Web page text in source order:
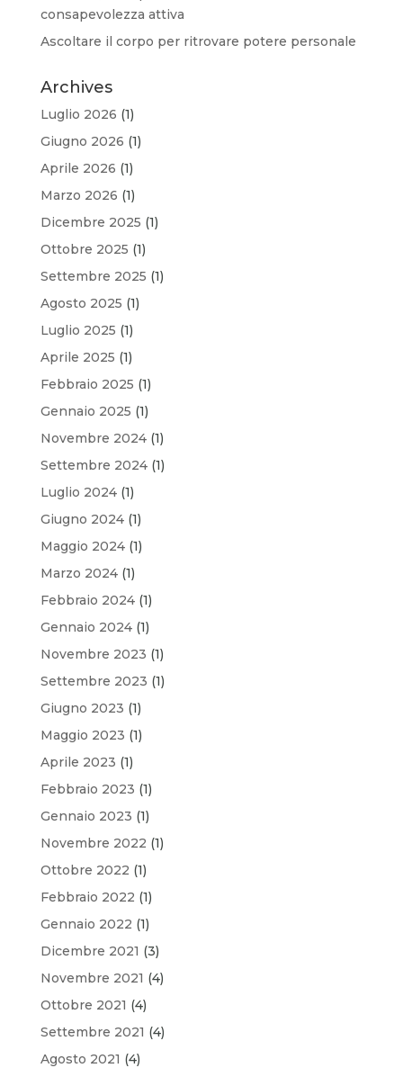
consapevolezza attiva
Ascoltare il corpo per ritrovare potere personale
Archives
Luglio 2026 (1)
Giugno 2026 (1)
Aprile 2026 (1)
Marzo 2026 (1)
Dicembre 2025 (1)
Ottobre 2025 (1)
Settembre 2025 (1)
Agosto 2025 (1)
Luglio 2025 (1)
Aprile 2025 (1)
Febbraio 2025 (1)
Gennaio 2025 (1)
Novembre 2024(1)
Settembre 2024(1)
Luglio 2024(1)
Giugno 2024(1)
Maggio 2024(1)
Marzo 2024(1)
Febbraio 2024(1)
Gennaio 2024(1)
Novembre 2023 (1)
Settembre 2023 (1)
Giugno 2023 (1)
Maggio 2023 (1)
Aprile 2023 (1)
Febbraio 2023 (1)
Gennaio 2023 (1)
Novembre 2022 (1)
Ottobre 2022 (1)
Febbraio 2022 (1)
Gennaio 2022 (1)
Dicembre 2021 (3)
Novembre 2021 (4)
Ottobre 2021 (4)
Settembre 2021 (4)
Agosto 2021 (4)